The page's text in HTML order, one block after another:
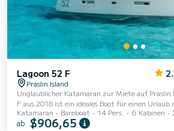
Lagoon 52 F
Praslin Island
Unglaublicher Katamaran zur Miete auf Praslin
F aus 2018 ist ein ideales Boot für einen Urlaub
Freunden. Der Katamaran ist 16 Meter lang und hat 160 PS. Die 6
Kabinen bieten Platz für 14 Passagiere während der
Katamaran Bareboat 14 Pers. 6 Kabinen
ab $906,65